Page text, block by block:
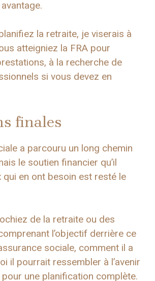
la retraite, je viserais à
atteigniez la FRA pour
à la recherche de
si vous devez en
finales
a parcouru un long chemin
le soutien financier qu’il
qui en ont besoin est resté le
de la retraite ou des
l’objectif derrière ce
sociale, comment il a
il pourrait ressembler à l’avenir
une planification complète.